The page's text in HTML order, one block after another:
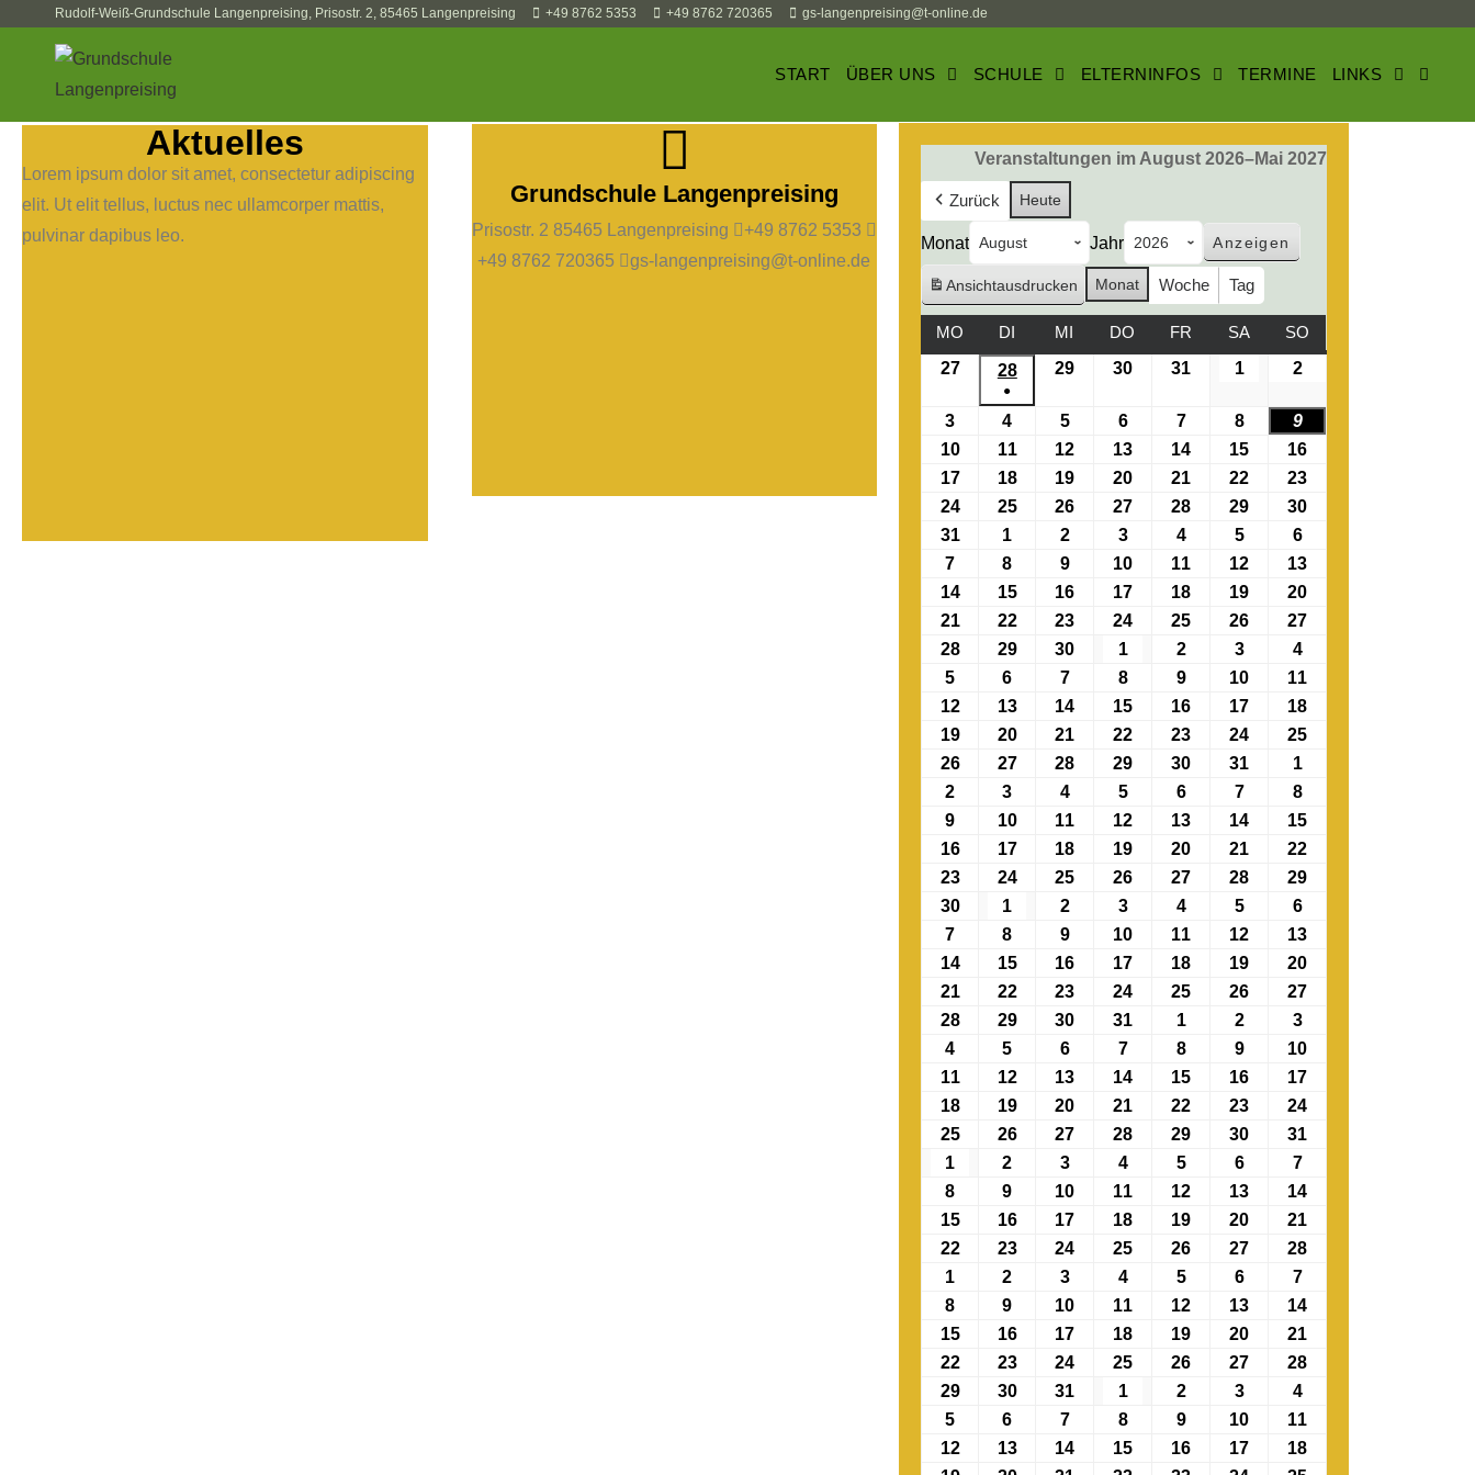
Rudolf-Weiß-Grundschule Langenpreising, Prisostr. 2, 85465 Langenpreising +49 8762 5353 +49 8762 720365 gs-langenpreising@t-online.de
START ÜBER UNS SCHULE ELTERNINFOS TERMINE LINKS
Aktuelles
Lorem ipsum dolor sit amet, consectetur adipiscing
elit. Ut elit tellus, luctus nec ullamcorper mattis,
pulvinar dapibus leo.
Grundschule Langenpreising
Prisostr. 2 85465 Langenpreising
+49 8762 5353
+49 8762 720365
gs-langenpreising@t-online.de
Veranstaltungen im August 2026–Mai 2027
Zurück Heute
Monat Jahr
Ansichtausdrucken Monat Woche Tag
MO DI MI DO FR SA
SO
27
28
●
29 30 31 1 2
3 4 5 6 7 8
9
10
11 12 13 14 15
16
17
18 19 20 21 22
23
24
25 26 27 28 29
30
31
1 2 3 4 5
6
7
8 9 10 11 12
13
14
15 16 17 18 19
20
21
22 23 24 25 26
27
28
29 30 1 2 3
4
5
6 7 8 9 10
11
12
13 14 15 16 17
18
19
20 21 22 23 24
25
26
27 28 29 30 31
1
2
3 4 5 6 7
8
9
10 11 12 13 14
15
16
17 18 19 20 21
22
23
24 25 26 27 28
29
30
1 2 3 4 5
6
7
8 9 10 11 12
13
14
15 16 17 18 19
20
21
22 23 24 25 26
27
28
29 30 31 1 2
3
4
5 6 7 8 9
10
11
12 13 14 15 16
17
18
19 20 21 22 23
24
25
26 27 28 29 30
31
1
2 3 4 5 6
7
8
9 10 11 12 13
14
15
16 17 18 19 20
21
22
23 24 25 26 27
28
1
2 3 4 5 6
7
8
9 10 11 12 13
14
15
16 17 18 19 20
21
22
23 24 25 26 27
28
29
30 31 1 2 3
4
5
6 7 8 9 10
11
12
13 14 15 16 17
18